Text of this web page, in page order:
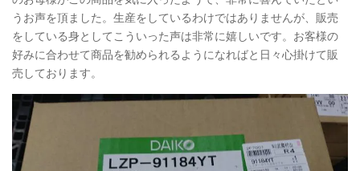
うお声を頂ました。生産をしているわけではありませんが、販売
をしている身としてこういった声は非常に嬉しいです。お客様の
好みに合わせて商品を勧められるようになればと日々心掛けて販
売しております。